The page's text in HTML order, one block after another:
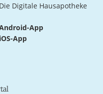
Die Digitale Hausapotheke
App
iOS-App